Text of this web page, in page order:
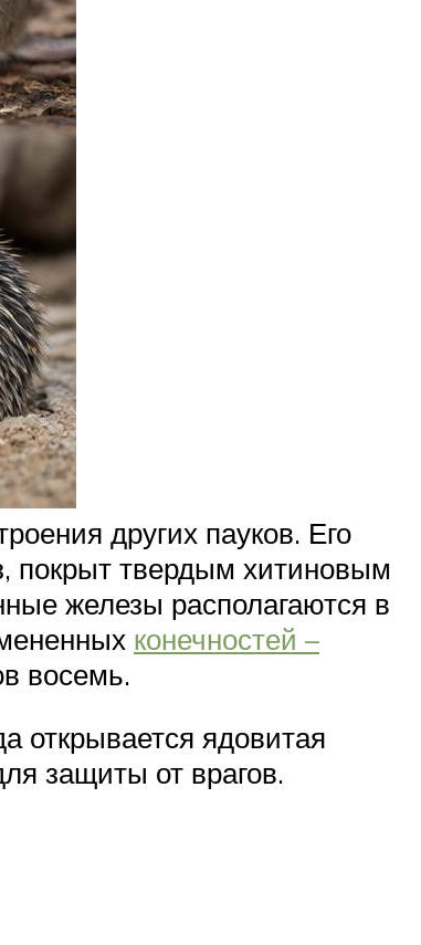
других пауков. Его
покрыт твердым хитиновым
железы располагаются в
конечностей –
восемь.
открывается ядовитая
защиты от врагов.